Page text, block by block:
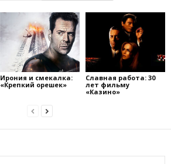
Ирония и смекалка:
«Крепкий орешек»
Славная работа: 30
лет фильму
«Казино»